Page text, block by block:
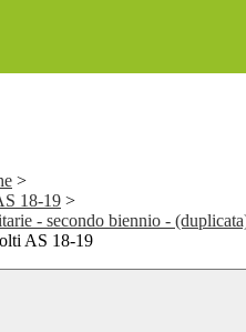
>
18-19 >
- secondo biennio -
AS 18-19